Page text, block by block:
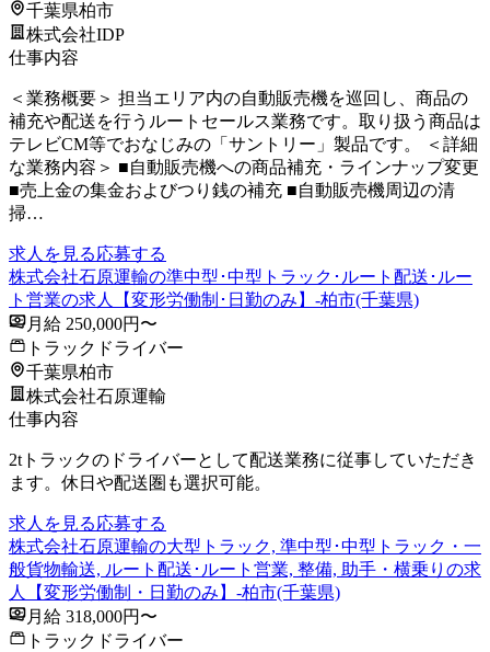
千葉県柏市
株式会社IDP
仕事内容
＜業務概要＞ 担当エリア内の自動販売機を巡回し、商品の
補充や配送を行うルートセールス業務です。取り扱う商品は
テレビCM等でおなじみの「サントリー」製品です。 ＜詳細
な業務内容＞ ■自動販売機への商品補充・ラインナップ変更
■売上金の集金およびつり銭の補充 ■自動販売機周辺の清
掃…
求人を見る応募する
株式会社石原運輸の準中型･中型トラック･ルート配送･ルー
ト営業の求人【変形労働制･日勤のみ】-柏市(千葉県)
月給 250,000円〜
トラックドライバー
千葉県柏市
株式会社石原運輸
仕事内容
2tトラックのドライバーとして配送業務に従事していただき
ます。休日や配送圏も選択可能。
求人を見る応募する
株式会社石原運輸の大型トラック, 準中型･中型トラック・一
般貨物輸送, ルート配送･ルート営業, 整備, 助手・横乗りの求
人【変形労働制・日勤のみ】-柏市(千葉県)
月給 318,000円〜
トラックドライバー